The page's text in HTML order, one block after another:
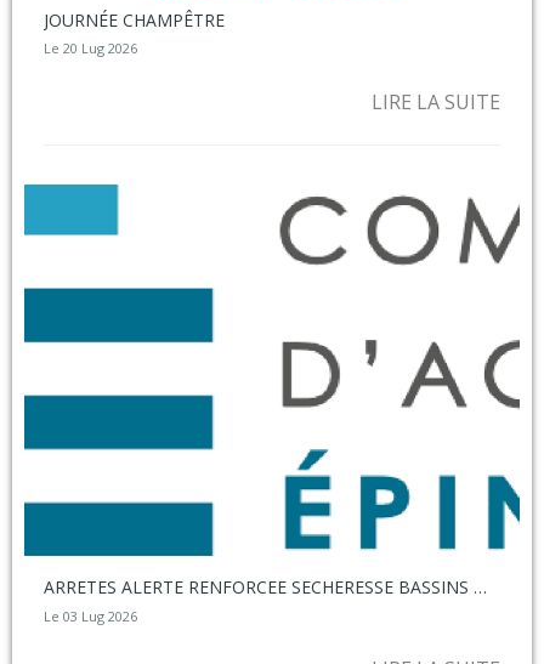
JOURNÉE CHAMPÊTRE
Le 20 Lug 2026
LIRE LA SUITE
ARRETES ALERTE RENFORCEE SECHERESSE BASSINS MOSELLE ET SAONE AMONT
Le 03 Lug 2026